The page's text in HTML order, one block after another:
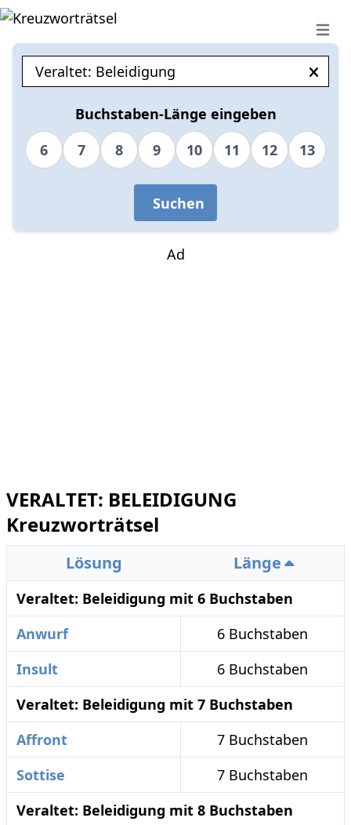
Open
Buchstaben-Länge eingeben
6
7 8 9 10 11 12 13
Suchen
Ad
VERALTET: BELEIDIGUNG
Kreuzworträtsel
Lösung Länge
Veraltet: Beleidigung mit 6 Buchstaben
Anwurf
6 Buchstaben
Insult
6 Buchstaben
Veraltet: Beleidigung mit 7 Buchstaben
Affront
7 Buchstaben
Sottise
7 Buchstaben
Veraltet: Beleidigung mit 8 Buchstaben